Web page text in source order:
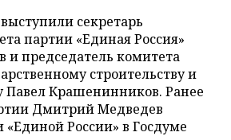
секретарь
партии «Единая Россия»
председатель комитета
строительству и
Павел Крашенинников. Ранее
Дмитрий Медведев
России» в Госдуме